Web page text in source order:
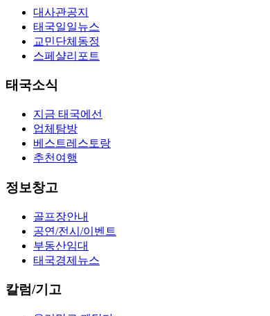
대사관공지
태국일일뉴스
교민단체동정
스페샬리포트
태국소식
지금 태국에선
업체탐방
베스트레스토랑
추천여행
정보창고
골프장안내
공연/전시/이벤트
부동산임대
태국경제뉴스
칼럼/기고